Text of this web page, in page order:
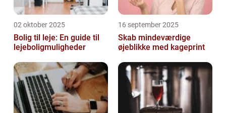
02 oktober 2025
Bolig til leje: En guide til
lejeboligmuligheder
16 september 2025
Skab mindeværdige
øjeblikke med kageprint